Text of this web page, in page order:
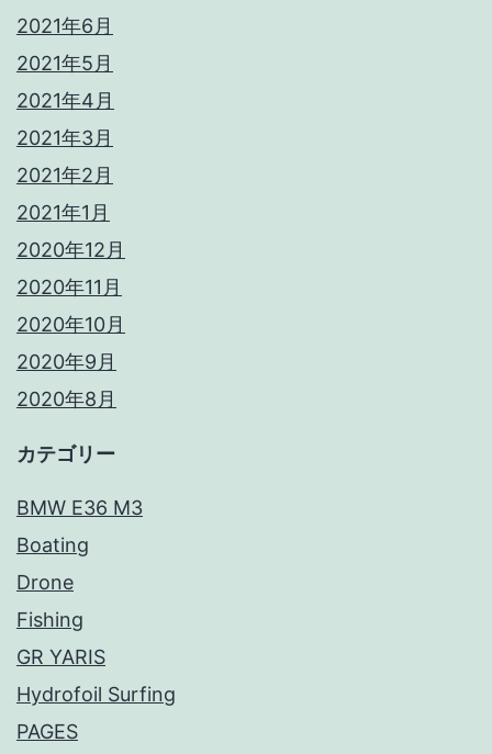
2021年6月
2021年5月
2021年4月
2021年3月
2021年2月
2021年1月
2020年12月
2020年11月
2020年10月
2020年9月
2020年8月
カテゴリー
BMW E36 M3
Boating
Drone
Fishing
GR YARIS
Hydrofoil Surfing
PAGES